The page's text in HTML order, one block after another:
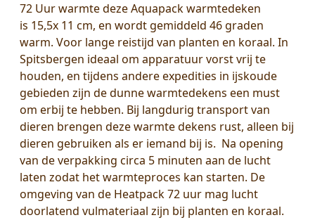
72 Uur warmte deze Aquapack warmtedeken
is 15,5x 11 cm, en wordt gemiddeld 46 graden
warm. Voor lange reistijd van planten en koraal. In
Spitsbergen ideaal om apparatuur vorst vrij te
houden, en tijdens andere expedities in ijskoude
gebieden zijn de dunne warmtedekens een must
om erbij te hebben. Bij langdurig transport van
dieren brengen deze warmte dekens rust, alleen bij
dieren gebruiken als er iemand bij is. Na opening
van de verpakking circa 5 minuten aan de lucht
laten zodat het warmteproces kan starten. De
omgeving van de Heatpack 72 uur mag lucht
doorlatend vulmateriaal zijn bij planten en koraal.